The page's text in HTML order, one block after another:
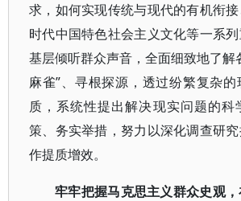
求，如何实现传统与现代的有机衔
时代中国特色社会主义文化等一系
基层倾听群众声音，全面细致地了解
麻雀”、寻根探源，透过纷繁复杂
质，系统性提出解决现实问题的科
策、务实举措，努力以深化调查研
作提质增效。
牢牢把握马克思主义群众史观